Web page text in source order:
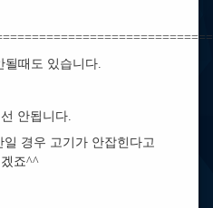
될때도 있습니다.
안됩니다.
경우 고기가 안잡힌다고
죠^^